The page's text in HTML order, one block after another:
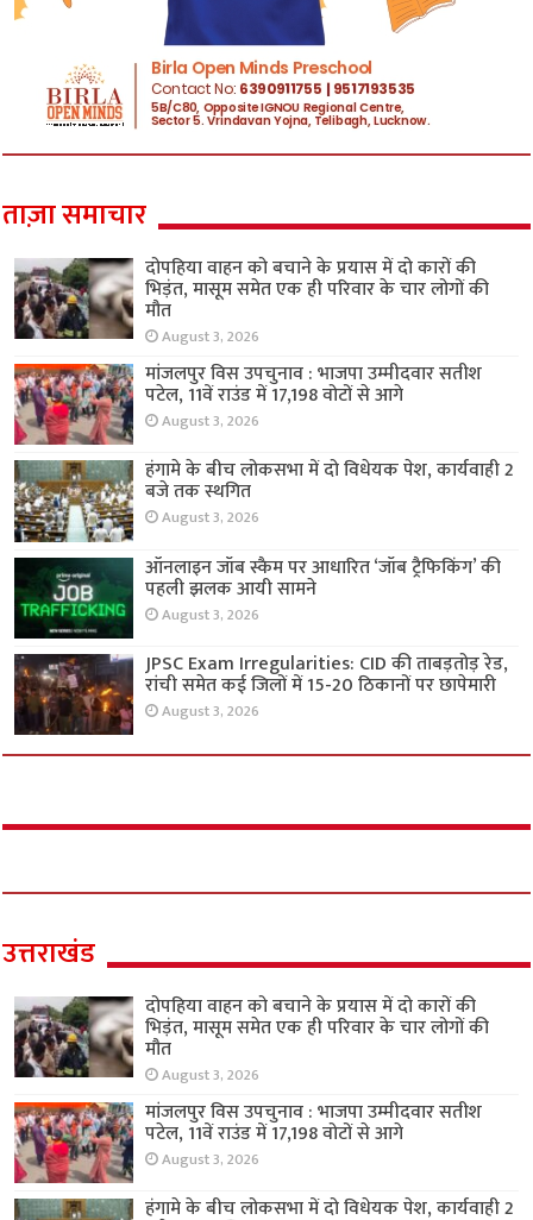
ताज़ा समाचार
दोपहिया वाहन को बचाने के प्रयास में दो कारों की
भिड़ंत, मासूम समेत एक ही परिवार के चार लोगों की
मौत
August 3, 2026
मांजलपुर विस उपचुनाव : भाजपा उम्मीदवार सतीश
पटेल, 11वें राउंड में 17,198 वोटों से आगे
August 3, 2026
हंगामे के बीच लोकसभा में दो विधेयक पेश, कार्यवाही 2
बजे तक स्थगित
August 3, 2026
ऑनलाइन जॉब स्कैम पर आधारित ‘जॉब ट्रैफिकिंग’ की
पहली झलक आयी सामने
August 3, 2026
JPSC Exam Irregularities: CID की ताबड़तोड़ रेड,
रांची समेत कई जिलों में 15-20 ठिकानों पर छापेमारी
August 3, 2026
उत्तराखंड
दोपहिया वाहन को बचाने के प्रयास में दो कारों की
भिड़ंत, मासूम समेत एक ही परिवार के चार लोगों की
मौत
August 3, 2026
मांजलपुर विस उपचुनाव : भाजपा उम्मीदवार सतीश
पटेल, 11वें राउंड में 17,198 वोटों से आगे
August 3, 2026
हंगामे के बीच लोकसभा में दो विधेयक पेश, कार्यवाही 2